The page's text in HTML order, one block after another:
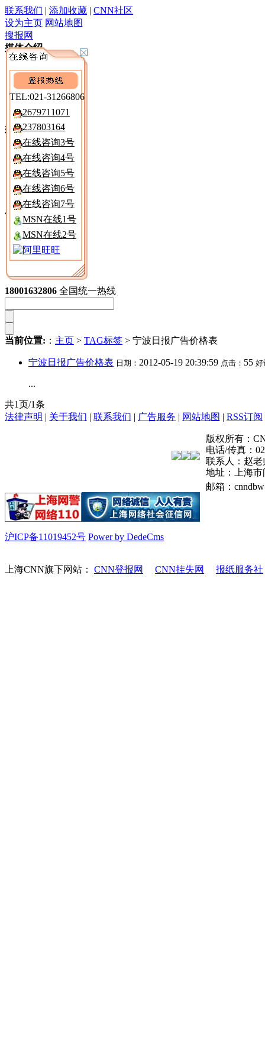
联系我们 | 添加收藏 | CNN社区
设为主页 网站地图
搜报网
媒体介绍
深度资讯
广告报价
电 子 报
遗失声明
媒介分析
区域市场
注销公告
减资公告
清算公告
广告购买
报纸折扣
寻人寻物
律师声明
18001632806 全国统一热线
当前位置: ： 主页 > TAG标签 > 宁波日报广告价格表
宁波日报广告价格表 日期： 2012-05-19 20:39:59 点击： 55 好
...
共1页/1条
法律声明 | 关于我们 | 联系我们 | 广告服务 | 网站地图 | RSS订阅
版权所有：
电话/传真：
联系人：赵老
地址：上海
邮箱：
沪ICP备11019452号 Power by DedeCms
上海CNN旗下网站： CNN登报网 CNN挂失网 报纸服务社
TEL:021-31266806
2679711071
237803164
在线咨询3号
在线咨询4号
在线咨询5号
在线咨询6号
在线咨询7号
MSN在线1号
MSN在线2号